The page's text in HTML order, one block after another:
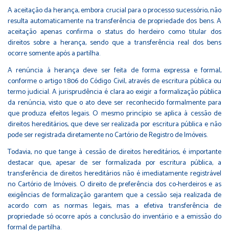
A aceitação da herança, embora crucial para o processo sucessório, não
resulta automaticamente na transferência de propriedade dos bens. A
aceitação apenas confirma o status do herdeiro como titular dos
direitos sobre a herança, sendo que a transferência real dos bens
ocorre somente após a partilha.
A renúncia à herança deve ser feita de forma expressa e formal,
conforme o artigo 1.806 do Código Civil, através de escritura pública ou
termo judicial. A jurisprudência é clara ao exigir a formalização pública
da renúncia, visto que o ato deve ser reconhecido formalmente para
que produza efeitos legais. O mesmo princípio se aplica à cessão de
direitos hereditários, que deve ser realizada por escritura pública e não
pode ser registrada diretamente no Cartório de Registro de Imóveis.
Todavia, no que tange à cessão de direitos hereditários, é importante
destacar que, apesar de ser formalizada por escritura pública, a
transferência de direitos hereditários não é imediatamente registrável
no Cartório de Imóveis. O direito de preferência dos co-herdeiros e as
exigências de formalização garantem que a cessão seja realizada de
acordo com as normas legais, mas a efetiva transferência de
propriedade só ocorre após a conclusão do inventário e a emissão do
formal de partilha.